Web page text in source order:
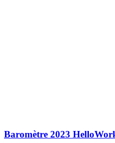
Baromètre 2023